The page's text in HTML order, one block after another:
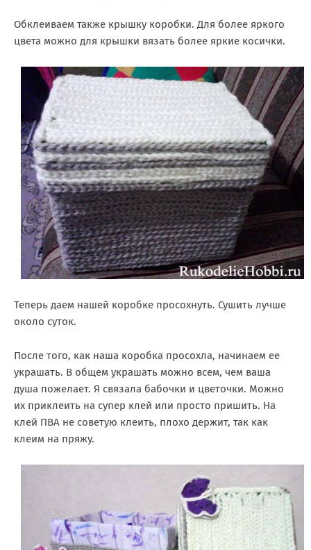
Обклеиваем также крышку коробки. Для более яркого
цвета можно для крышки вязать более яркие косички.
Теперь даем нашей коробке просохнуть. Сушить лучше
около суток.
После того, как наша коробка просохла, начинаем ее
украшать. В общем украшать можно всем, чем ваша
душа пожелает. Я связала бабочки и цветочки. Можно
их приклеить на супер клей или просто пришить. На
клей ПВА не советую клеить, плохо держит, так как
клеим на пряжу.